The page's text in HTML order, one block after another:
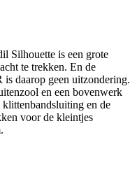
Silhouette is een grote
te trekken. En de
daarop geen uitzondering.
en een bovenwerk
klittenbandsluiting en de
voor de kleintjes